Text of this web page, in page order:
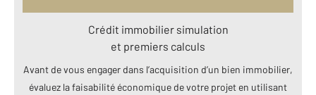
Crédit immobilier simulation
et premiers calculs
Avant de vous engager dans l’acquisition d’un bien immobilier,
évaluez la faisabilité économique de votre projet en utilisant